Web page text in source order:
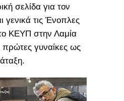
σελίδα για τον
γενικά τις Ένοπλες
ΚΕΥΠ στην Λαμία
γυναίκες ως